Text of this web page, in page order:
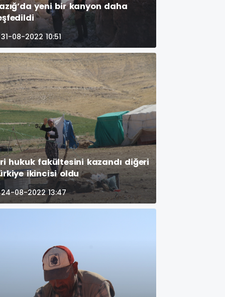
yeni bir kanyon daha
31-08-2022 10:51
hukuk fakültesini kazandı diğeri
ikincisi oldu
24-08-2022 13:47